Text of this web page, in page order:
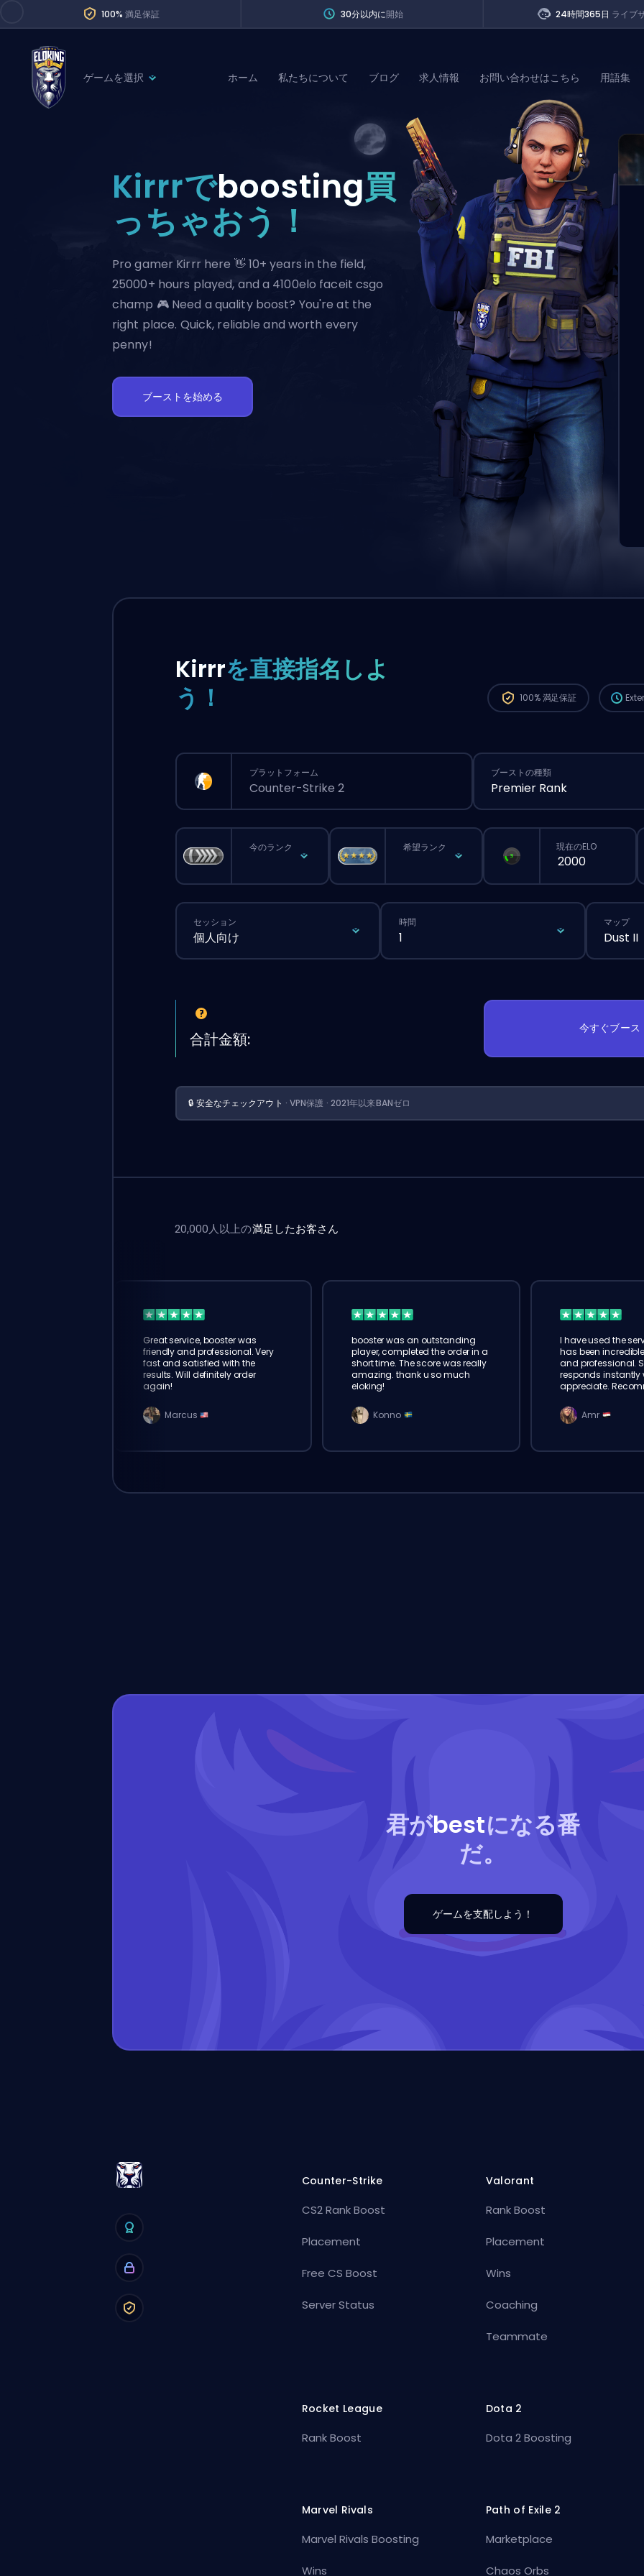
100% 満足保証 30分以内に開始 24時間365日 ライブ
ゲームを選択
Dota 2
Counter-Strike
Overwatch 2
Rocket League
Path of Exile 2
Division Boost
Placements
Wins
Coaching
ホーム 私たちについて ブログ 求人情報 お問い合わせはこちら 用語集
Kirrrでboosting買
っちゃおう！
Pro gamer Kirrr here 👋 10+ years in the field,
25000+ hours played, and a 4100elo faceit csgo
champ 🎮 Need a quality boost? You're at the
right place. Quick, reliable and worth every
penny!
ブーストを始める
Kirrrを直接指名しよ
う！
100%満足保証
プラットフォーム
Counter-Strike 2
ブーストの種類
Premier Rank
今のランク 希望ランク 現在のELO
セッション
個人向け
時間
1
マップ
Dust II
合計金額:
今すぐブース
🔒 安全なチェックアウト · VPN保護 · 2021年以来BANゼロ
20,000人以上の満足したお客さん
Great service, booster was
friendly and professional. Very
fast and satisfied with the
results. Will definitely order
again!
Marcus
booster was an outstanding
player, completed the order in a
short time. The score was really
amazing. thank u so much
eloking!
Konno
I have used the
has been
and professional.
responds instantly
appreciate.
Amr
君がbestになる番
だ。
ゲームを支配しよう！
Counter-Strike
CS2 Rank Boost
Placement
Free CS Boost
Server Status
Valorant
Rank Boost
Placement
Wins
Coaching
Teammate
Rocket League
Rank Boost
Dota 2
Dota 2 Boosting
Marvel Rivals
Marvel Rivals Boosting
Wins
Path of Exile 2
Marketplace
Chaos Orbs